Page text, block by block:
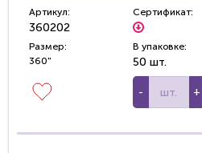
Артикул:
360202
Сертификат:
Размер:
360"
В упаковке:
50 шт.
- +